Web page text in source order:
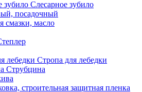
Слесарное зубило
посадочный
смазки, масло
Стропа для лебедки
Струбцина